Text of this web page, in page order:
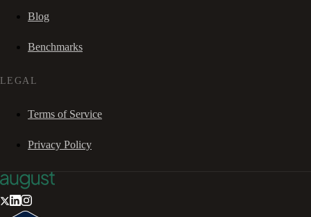
Blog
Benchmarks
LEGAL
Terms of Service
Privacy Policy